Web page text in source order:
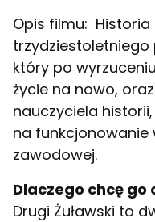
Opis filmu: Historia
trzydziestoletniego
który po
życie na nowo,
nauczyciela
na funkcjonowanie
zawodowej.
Dlaczego chcę go
Drugi Żuławski to